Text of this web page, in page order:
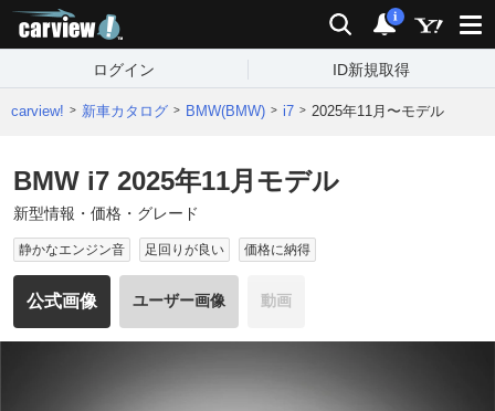
検索 通知
i
ログイン ID新規取得
carview! 新車カタログ BMW(BMW) i7 2025年11月〜モデル
BMW i7 2025年11月モデル
新型情報・価格・グレード
静かなエンジン音 足回りが良い 価格に納得
公式画像 ユーザー画像 動画